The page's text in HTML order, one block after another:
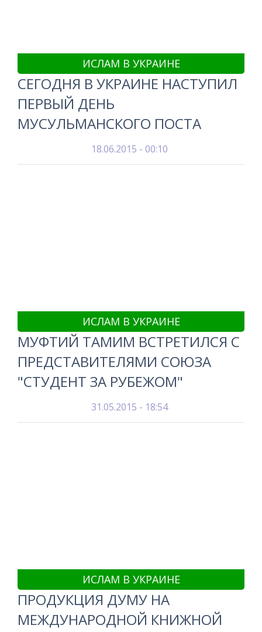
ИСЛАМ В УКРАИНЕ
СЕГОДНЯ В УКРАИНЕ НАСТУПИЛ
ПЕРВЫЙ ДЕНЬ
МУСУЛЬМАНСКОГО ПОСТА
18.06.2015 - 00:10
ИСЛАМ В УКРАИНЕ
МУФТИЙ ТАМИМ ВСТРЕТИЛСЯ С
ПРЕДСТАВИТЕЛЯМИ СОЮЗА
"СТУДЕНТ ЗА РУБЕЖОМ"
31.05.2015 - 18:54
ИСЛАМ В УКРАИНЕ
ПРОДУКЦИЯ ДУМУ НА
МЕЖДУНАРОДНОЙ КНИЖНОЙ